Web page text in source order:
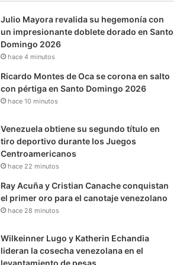
r
e
r
m
a
Julio Mayora revalida su hegemonía con
un impresionante doblete dorado en Santo
Domingo 2026
hace 4 minutos
Ricardo Montes de Oca se corona en salto
con pértiga en Santo Domingo 2026
hace 10 minutos
Venezuela obtiene su segundo título en
tiro deportivo durante los Juegos
Centroamericanos
hace 22 minutos
Ray Acuña y Cristian Canache conquistan
el primer oro para el canotaje venezolano
hace 28 minutos
Wilkeinner Lugo y Katherin Echandia
lideran la cosecha venezolana en el
levantamiento de pesas